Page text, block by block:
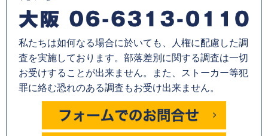
私たちは如何なる場合に於いても、人権に配慮した調
査を実施しております。部落差別に関する調査は一切
お受けすることが出来ません。また、ストーカー等犯
罪に絡む恐れのある調査もお受け出来ません。